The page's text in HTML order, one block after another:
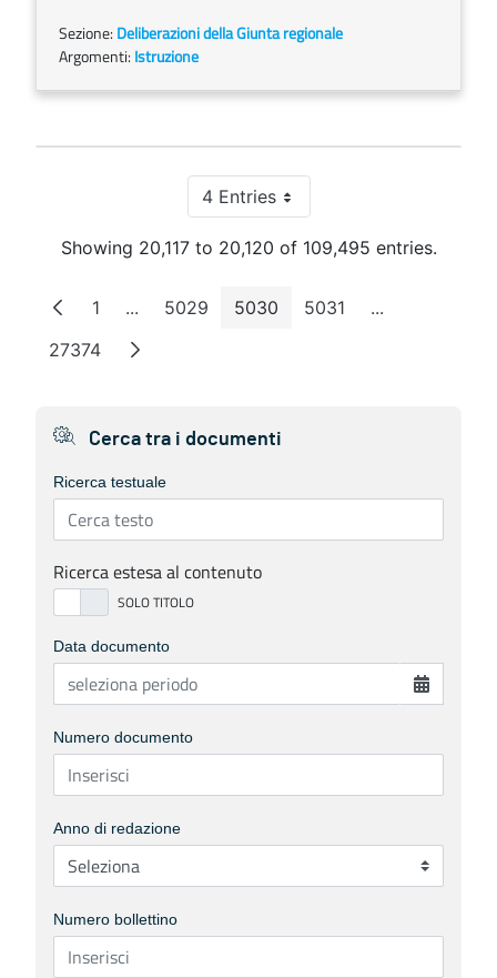
Sezione: Deliberazioni della Giunta regionale
Argomenti: Istruzione
4 EntriesPer Page
Showing 20,117 to 20,120 of 109,495 entries.
Page
1 ...Intermediate Pages
Page
5029 Page
5030 Page
5031 ...Intermediate
Page
27374
Cerca tra i documenti
Ricerca testuale
Ricerca estesa al contenuto
Data documento
Numero documento
Anno di redazione
Numero bollettino